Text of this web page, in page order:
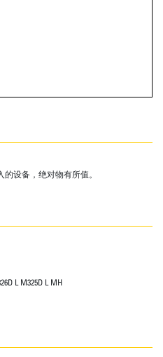
设备，绝对物有所值。
L M325D L MH